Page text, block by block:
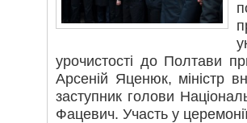
урочистості до Полтави
Арсеній Яценюк, міністр
заступник голови
Фацевич. Участь у